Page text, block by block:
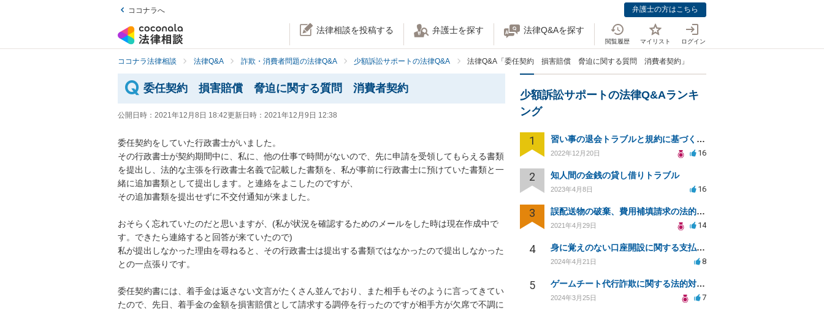
ココナラへ 弁護士の方はこちら
法律相談を投稿する 弁護士を探す 法律Q&Aを探す
閲覧履歴 マイリスト ログイン
ココナラ法律相談 法律Q&A 詐欺・消費者問題の法律Q&A 少額訴訟サポートの法律Q&A 法律Q&A「委任契約 損害賠償 脅迫に関する質問 消費者契約」
委任契約 損害賠償 脅迫に関する質問 消費者契約
公開日時： 2021年12月8日 18:42更新日時： 2021年12月9日 12:38
委任契約をしていた行政書士がいました。
その行政書士が契約期間中に、私に、他の仕事で時間がないので、先に申請を受領してもらえる書類
を提出し、法的な主張を行政書士名義で記載した書類を、私が事前に行政書士に預けていた書類と一
緒に追加書類として提出します。と連絡をよこしたのですが、
その追加書類を提出せずに不交付通知が来ました。
おそらく忘れていたのだと思いますが、(私が状況を確認するためのメールをした時は現在作成中で
す。できたら連絡すると回答が来ていたので)
私が提出しなかった理由を尋ねると、その行政書士は提出する書類ではなかったので提出しなかった
との一点張りです。
委任契約書には、着手金は返さない文言がたくさん並んでおり、また相手もそのように言ってきてい
たので、先日、着手金の金額を損害賠償として請求する調停を行ったのですが相手方が欠席で不調に
少額訴訟サポートの法律Q&Aランキ
ング
1 習い事の退会トラブルと規約に基づく支払い義務の相談
2022年12月20日 16
2 知人間の金銭の貸し借りトラブル
2023年4月8日 16
3 誤配送物の破棄、費用補填請求の法的可能性は？
2021年4月29日 14
4 身に覚えのない口座開設に関する支払い義務について
2024年4月21日 8
5 ゲームチート代行詐欺に関する法的対応についての相談
2024年3月25日 7